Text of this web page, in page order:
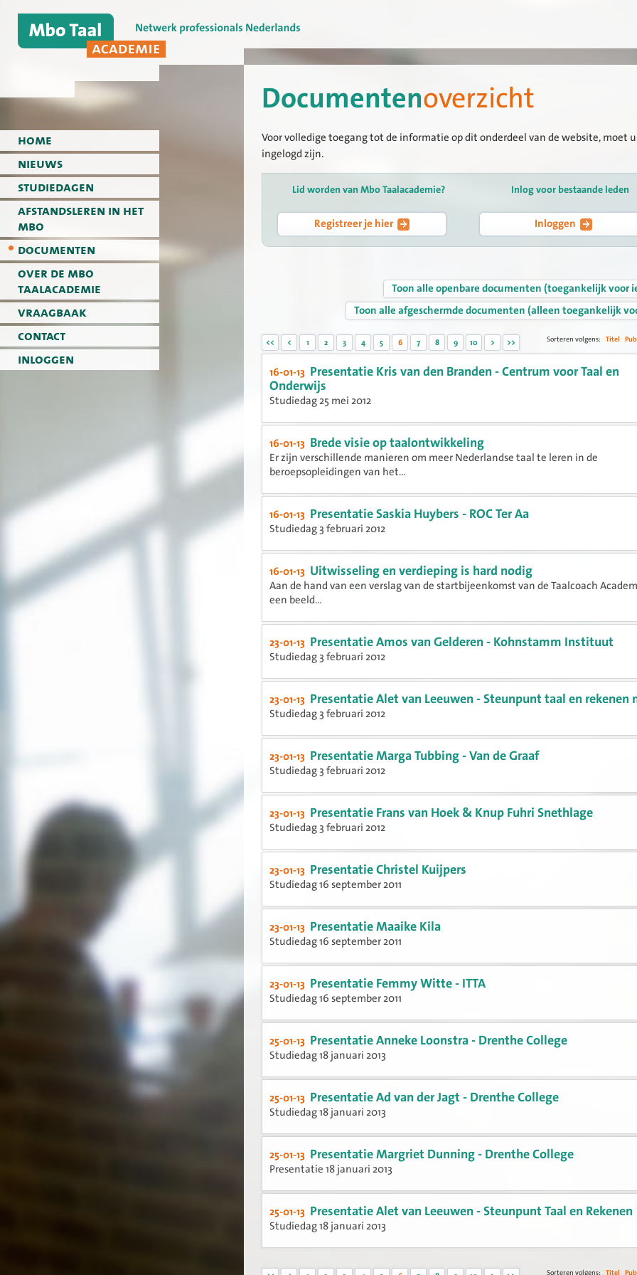
home
nieuws
studiedagen
afstandsleren in het
mbo
documenten
over de mbo
taalacademie
vraagbaak
contact
inloggen
Documentenoverzicht
Voor volledige toegang tot de informatie op dit onderdeel van de website, moet
ingelogd zijn.
Lid worden van Mbo Taalacademie?
Registreer je hier
Inlog voor bestaande leden
Inloggen
Toon alle openbare documenten (toegankelijk voor
Toon alle afgeschermde documenten (alleen toegankelijk
<< < 1 2 3 4 5 6 7 8 9 10 > >> Sorteren volgens: Titel
16-01-13 Presentatie Kris van den Branden - Centrum voor Taal en
Onderwijs
Studiedag 25 mei 2012
16-01-13 Brede visie op taalontwikkeling
Er zijn verschillende manieren om meer Nederlandse taal te leren in de
beroepsopleidingen van het...
16-01-13 Presentatie Saskia Huybers - ROC Ter Aa
Studiedag 3 februari 2012
16-01-13 Uitwisseling en verdieping is hard nodig
Aan de hand van een verslag van de startbijeenkomst van de Taalcoach
een beeld...
23-01-13 Presentatie Amos van Gelderen - Kohnstamm Instituut
Studiedag 3 februari 2012
23-01-13 Presentatie Alet van Leeuwen - Steunpunt taal en rekenen
Studiedag 3 februari 2012
23-01-13 Presentatie Marga Tubbing - Van de Graaf
Studiedag 3 februari 2012
23-01-13 Presentatie Frans van Hoek & Knup Fuhri Snethlage
Studiedag 3 februari 2012
23-01-13 Presentatie Christel Kuijpers
Studiedag 16 september 2011
23-01-13 Presentatie Maaike Kila
Studiedag 16 september 2011
23-01-13 Presentatie Femmy Witte - ITTA
Studiedag 16 september 2011
25-01-13 Presentatie Anneke Loonstra - Drenthe College
Studiedag 18 januari 2013
25-01-13 Presentatie Ad van der Jagt - Drenthe College
Studiedag 18 januari 2013
25-01-13 Presentatie Margriet Dunning - Drenthe College
Presentatie 18 januari 2013
25-01-13 Presentatie Alet van Leeuwen - Steunpunt Taal en Rekenen
Studiedag 18 januari 2013
Sorteren volgens: Titel